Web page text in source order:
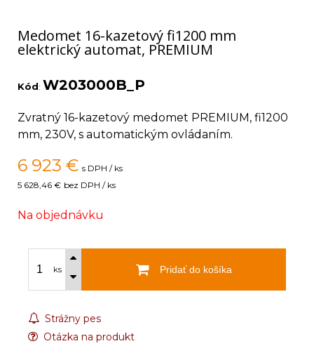
Medomet 16-kazetový fi1200 mm
elektrický automat, PREMIUM
Kód: W203000B_P
Zvratný 16-kazetový medomet PREMIUM, fi1200
mm, 230V, s automatickým ovládaním.
6 923 € s DPH / ks
5 628,46 € bez DPH / ks
Na objednávku
ks Pridať do košíka
Strážny pes
Otázka na produkt